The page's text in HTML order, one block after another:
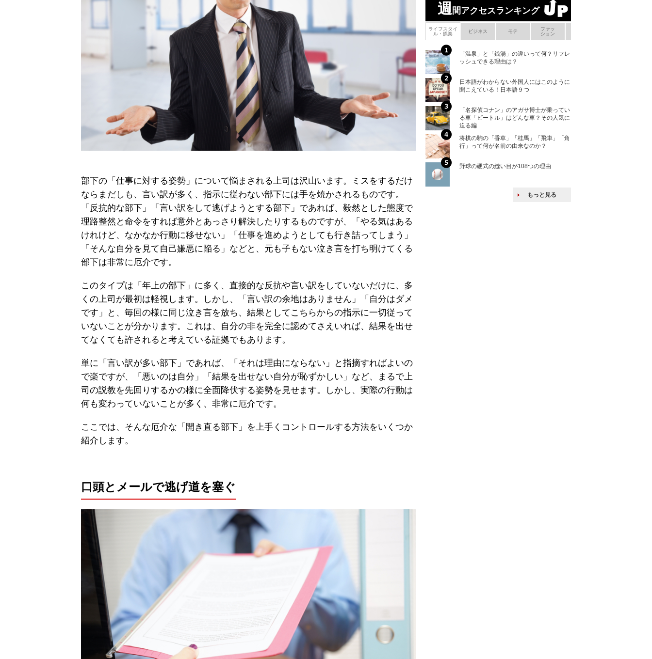
部下の「仕事に対する姿勢」について悩まされる上司は沢山います。ミスをするだけ
ならまだしも、言い訳が多く、指示に従わない部下には手を焼かされるものです。
「反抗的な部下」「言い訳をして逃げようとする部下」であれば、毅然とした態度で
理路整然と命令をすれば意外とあっさり解決したりするものですが、「やる気はある
けれけど、なかなか行動に移せない」「仕事を進めようとしても行き詰ってしまう」
「そんな自分を見て自己嫌悪に陥る」などと、元も子もない泣き言を打ち明けてくる
部下は非常に厄介です。
このタイプは「年上の部下」に多く、直接的な反抗や言い訳をしていないだけに、多
くの上司が最初は軽視します。しかし、「言い訳の余地はありません」「自分はダメ
です」と、毎回の様に同じ泣き言を放ち、結果としてこちらからの指示に一切従って
いないことが分かります。これは、自分の非を完全に認めてさえいれば、結果を出せ
てなくても許されると考えている証拠でもあります。
単に「言い訳が多い部下」であれば、「それは理由にならない」と指摘すればよいの
で楽ですが、「悪いのは自分」「結果を出せない自分が恥ずかしい」など、まるで上
司の説教を先回りするかの様に全面降伏する姿勢を見せます。しかし、実際の行動は
何も変わっていないことが多く、非常に厄介です。
ここでは、そんな厄介な「開き直る部下」を上手くコントロールする方法をいくつか
紹介します。
口頭とメールで逃げ道を塞ぐ
週間アクセスランキング
ライフスタイ
ル・娯楽
ビジネス モテ
ファッ
ション
「温泉」と「銭湯」の違いって何？リフレ
ッシュできる理由は？
日本語がわからない外国人にはこのように
聞こえている！日本語９つ
「名探偵コナン」のアガサ博士が乗ってい
る車「ビートル」はどんな車？その人気に
迫る編
将棋の駒の「香車」「桂馬」「飛車」「角
行」って何が名前の由来なのか？
野球の硬式の縫い目が108つの理由
もっと見る